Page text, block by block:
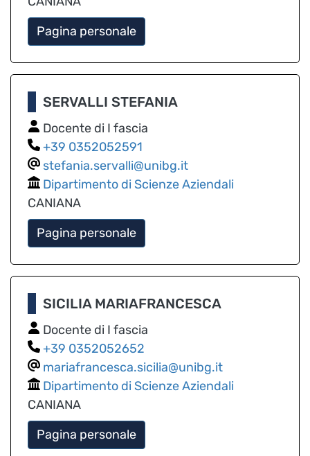
Pagina personale
SERVALLI STEFANIA
Docente di I fascia
0352052591
stefania.servalli@unibg.it
Dipartimento di Scienze Aziendali
CANIANA
Pagina personale
SICILIA MARIAFRANCESCA
Docente di I fascia
0352052652
mariafrancesca.sicilia@unibg.it
Dipartimento di Scienze Aziendali
CANIANA
Pagina personale